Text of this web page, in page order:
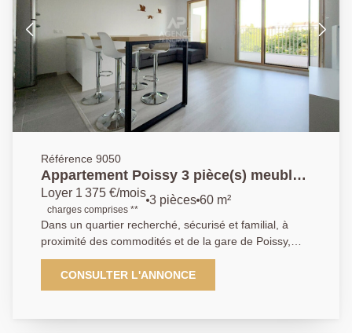
Référence 9050
Appartement Poissy 3 pièce(s) meublés
de 60.49 m2
Loyer 1 375 €/mois
charges comprises **
3 pièces 60 m²
Dans un quartier recherché, sécurisé et familial, à
proximité des commodités et de la gare de Poissy,
dans une résidence récente avec ascenseur
Appartement de type 3 pièces meublés de 60.49m²
au 3ème étage comprenant : une entrée , une cuisine
un balcon de 9.5m², deux chambres, salle de bains ,
CONSULTER L'ANNONCE